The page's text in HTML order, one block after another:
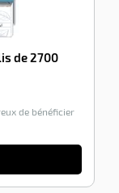
de 2700
de bénéficier